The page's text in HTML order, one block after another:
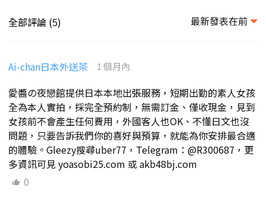
全部評論 (5) 最新發表在前
Ai-chan日本外送茶 1 個月內
愛醬の夜戀館提供日本本地出張服務，短期出勤的素人女孩
全為本人實拍，採完全預約制，無需訂金、僅收現金，見到
女孩前不會產生任何費用，外國客人也OK、不懂日文也沒
問題，只要告訴我們你的喜好與預算，就能為你安排最合適
的體驗。Gleezy搜尋uber77，Telegram：@R300687，更
多資訊可見 yoasobi25.com 或 akb48bj.com
0